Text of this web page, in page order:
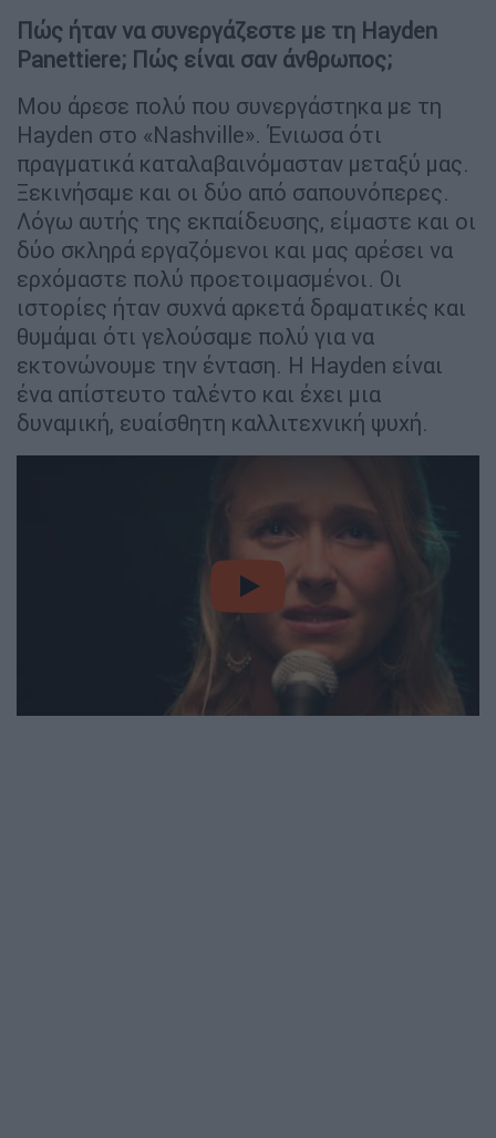
Πώς ήταν να συνεργάζεστε με τη Hayden
Panettiere; Πώς είναι σαν άνθρωπος;
Μου άρεσε πολύ που συνεργάστηκα με τη
Hayden στο «Nashville». Ένιωσα ότι
πραγματικά καταλαβαινόμασταν μεταξύ μας.
Ξεκινήσαμε και οι δύο από σαπουνόπερες.
Λόγω αυτής της εκπαίδευσης, είμαστε και οι
δύο σκληρά εργαζόμενοι και μας αρέσει να
ερχόμαστε πολύ προετοιμασμένοι. Οι
ιστορίες ήταν συχνά αρκετά δραματικές και
θυμάμαι ότι γελούσαμε πολύ για να
εκτονώνουμε την ένταση. Η Hayden είναι
ένα απίστευτο ταλέντο και έχει μια
δυναμική, ευαίσθητη καλλιτεχνική ψυχή.
video